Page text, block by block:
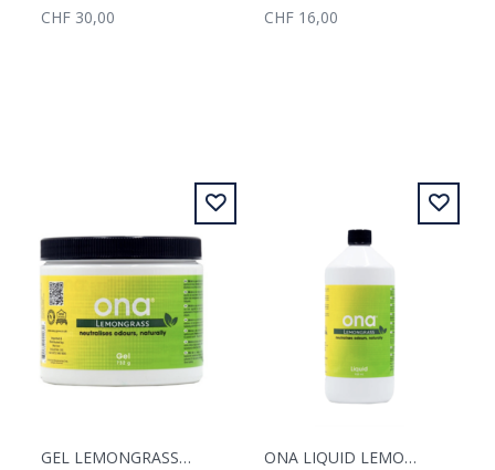
CHF 30,00
CHF 16,00
GEL LEMONGRASS 500ML
ONA LIQUID LEMONGRASS REFILL 922ML